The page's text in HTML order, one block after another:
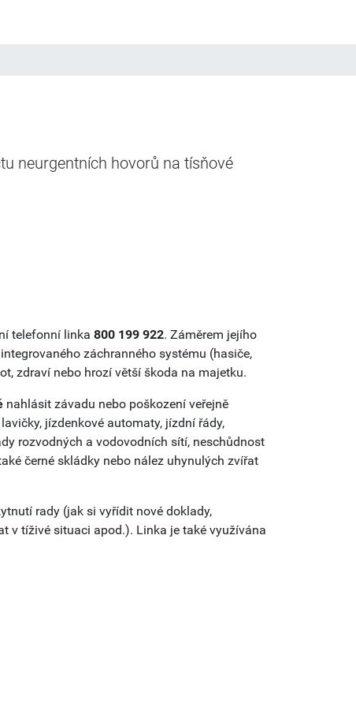
neurgentních hovorů na tísňové
telefonní linka 800 199 922. Záměrem jejího
záchranného systému (hasiče,
zdraví nebo hrozí větší škoda na majetku.
nahlásit závadu nebo poškození veřejně
jízdenkové automaty, jízdní řády,
rozvodných a vodovodních sítí, neschůdnost
černé skládky nebo nález uhynulých zvířat
rady (jak si vyřídit nové doklady,
v tíživé situaci apod.). Linka je také využívána